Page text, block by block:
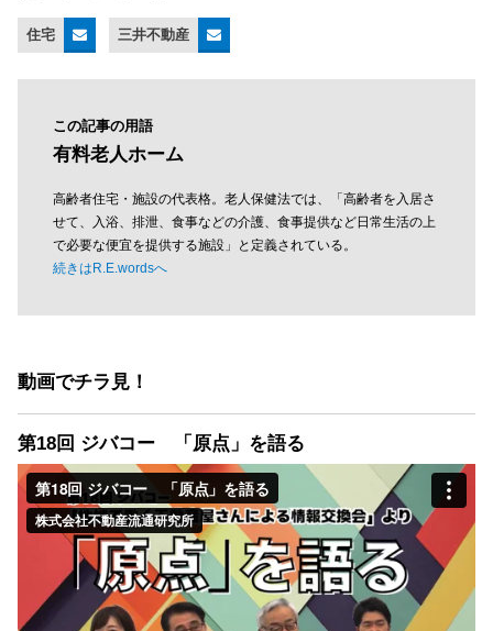
住宅 三井不動産
この記事の用語
有料老人ホーム
高齢者住宅・施設の代表格。老人保健法では、「高齢者を入居さ
せて、入浴、排泄、食事などの介護、食事提供など日常生活の上
で必要な便宜を提供する施設」と定義されている。
続きはR.E.wordsへ
動画でチラ見！
第18回 ジバコー 「原点」を語る